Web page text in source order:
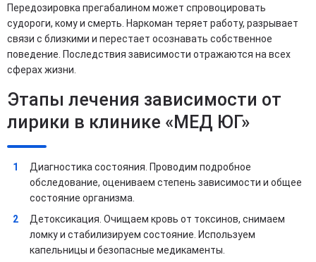
Передозировка прегабалином может спровоцировать
судороги, кому и смерть. Наркоман теряет работу, разрывает
связи с близкими и перестает осознавать собственное
поведение. Последствия зависимости отражаются на всех
сферах жизни.
Этапы лечения зависимости от
лирики в клинике «МЕД ЮГ»
Диагностика состояния. Проводим подробное
обследование, оцениваем степень зависимости и общее
состояние организма.
Детоксикация. Очищаем кровь от токсинов, снимаем
ломку и стабилизируем состояние. Используем
капельницы и безопасные медикаменты.